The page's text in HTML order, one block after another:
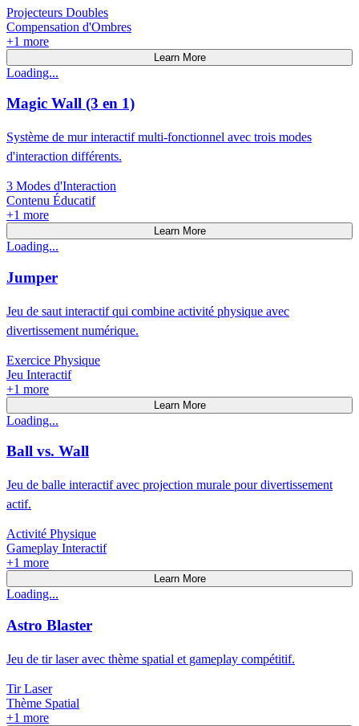
Projecteurs Doubles
Compensation d'Ombres
+1 more
Learn More
Loading...
Magic Wall (3 en 1)
Système de mur interactif multi-fonctionnel avec trois modes
d'interaction différents.
3 Modes d'Interaction
Contenu Éducatif
+1 more
Learn More
Loading...
Jumper
Jeu de saut interactif qui combine activité physique avec
divertissement numérique.
Exercice Physique
Jeu Interactif
+1 more
Learn More
Loading...
Ball vs. Wall
Jeu de balle interactif avec projection murale pour divertissement
actif.
Activité Physique
Gameplay Interactif
+1 more
Learn More
Loading...
Astro Blaster
Jeu de tir laser avec thème spatial et gameplay compétitif.
Tir Laser
Thème Spatial
+1 more